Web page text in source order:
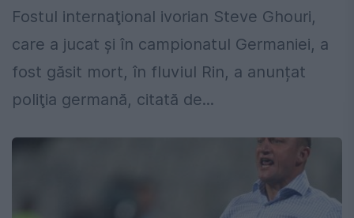
Fostul internaţional ivorian Steve Ghouri,
care a jucat şi în campionatul Germaniei, a
fost găsit mort, în fluviul Rin, a anunțat
poliţia germană, citată de...